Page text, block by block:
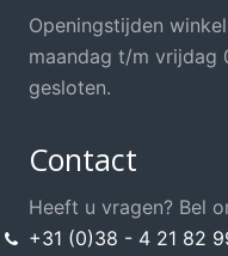
Openingstijden
maandag t/m vrijdag
gesloten.
Contact
Heeft u vragen? Bel
+31 (0)38 - 4 21 82